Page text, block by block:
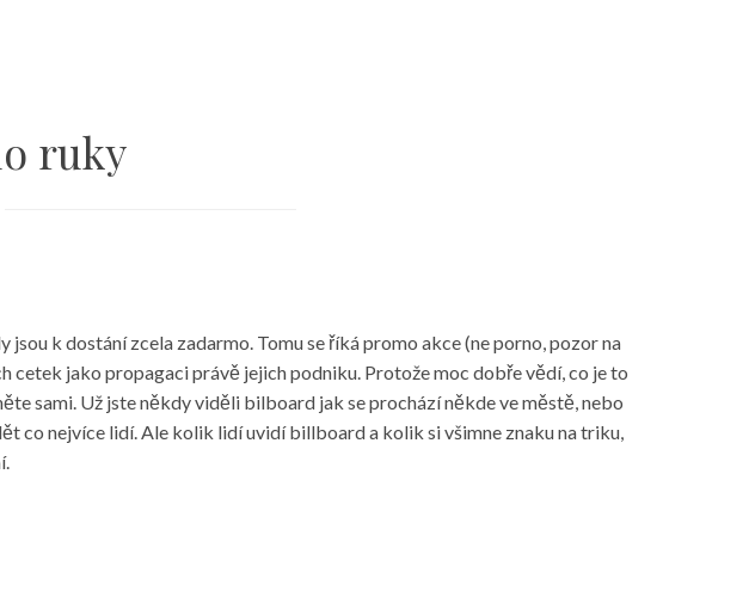
ruky
k dostání zcela zadarmo. Tomu se říká promo akce (ne porno, pozor na
jako propagaci právě jejich podniku. Protože moc dobře vědí, co je to
sami. Už jste někdy viděli bilboard jak se prochází někde ve městě, nebo
co nejvíce lidí. Ale kolik lidí uvidí billboard a kolik si všimne znaku na triku,